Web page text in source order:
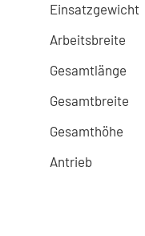
Einsatzgewicht
Arbeitsbreite
Gesamtlänge
Gesamtbreite
Gesamthöhe
Antrieb